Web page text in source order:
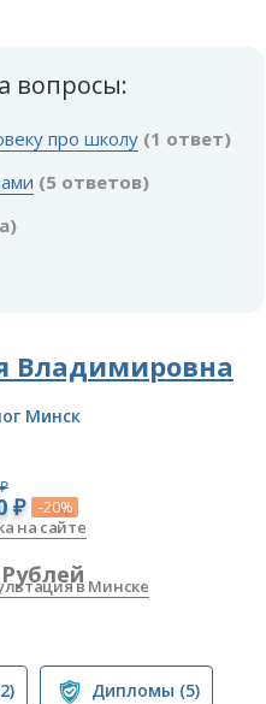
вопросы:
про школу (1 ответ)
(5 ответов)
Владимировна
Минск
₽ -20%
на сайте
в Минске
Дипломы (5)